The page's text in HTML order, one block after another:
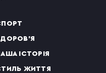
ІСТОРІЯ
ЖИТТЯ